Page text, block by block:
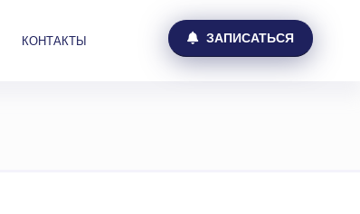
КОНТАКТЫ ЗАПИСАТЬСЯ